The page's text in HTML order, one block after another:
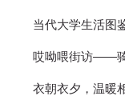
当代大学生活图
哎呦喂街访——
衣朝衣夕，温暖